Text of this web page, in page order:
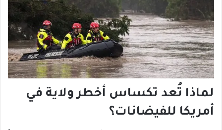
لماذا تُعد تكساس أخطر ولاية في
أمريكا للفيضانات؟